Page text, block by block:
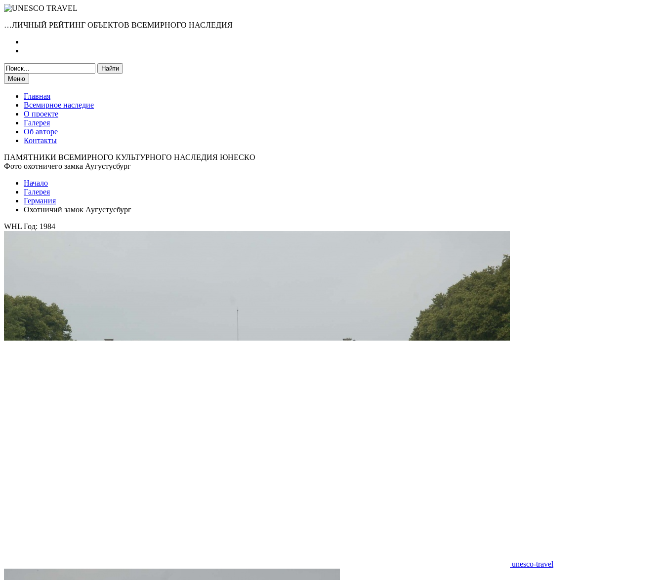
…ЛИЧНЫЙ РЕЙТИНГ ОБЪЕКТОВ ВСЕМИРНОГО НАСЛЕДИЯ
Меню
Главная
Всемирное наследие
О проекте
Галерея
Об авторе
Контакты
ПАМЯТНИКИ ВСЕМИРНОГО КУЛЬТУРНОГО НАСЛЕДИЯ ЮНЕСКО
Фото охотничего замка Аугустусбург
Начало
Галерея
Германия
Охотничий замок Аугустусбург
WHL Год: 1984
unesco-travel